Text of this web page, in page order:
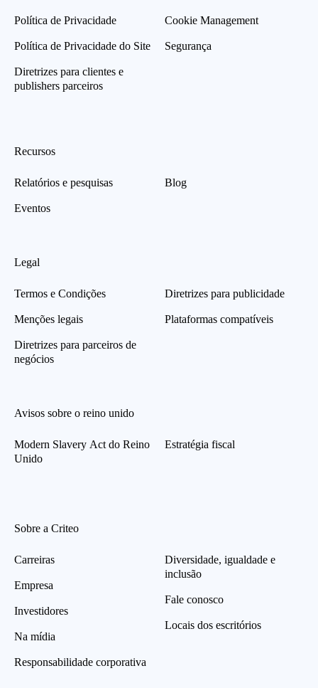
Política de Privacidade
Política de Privacidade do Site
Diretrizes para clientes e
publishers parceiros
Cookie Management
Segurança
Recursos
Relatórios e pesquisas
Eventos
Blog
Legal
Termos e Condições
Menções legais
Diretrizes para parceiros de
negócios
Diretrizes para publicidade
Plataformas compatíveis
Avisos sobre o reino unido
Modern Slavery Act do Reino
Unido
Estratégia fiscal
Sobre a Criteo
Carreiras
Empresa
Investidores
Na mídia
Responsabilidade corporativa
Diversidade, igualdade e
inclusão
Fale conosco
Locais dos escritórios